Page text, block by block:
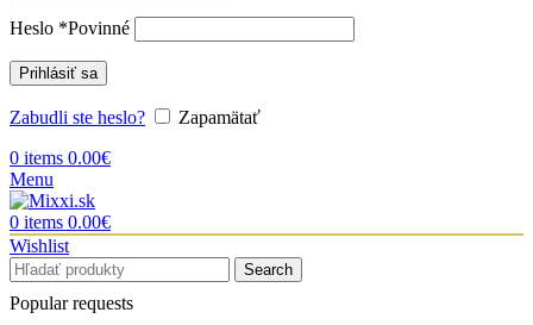
Heslo *Povinné
Prihlásiť sa
Zabudli ste heslo?
Zapamätať
0 items 0.00€
Menu
0 items 0.00€
Wishlist
Search
Popular requests